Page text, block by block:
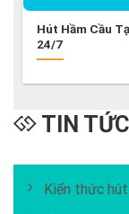
Hút Hầm Cầu
24/7
TIN TỨC
Kiến thức